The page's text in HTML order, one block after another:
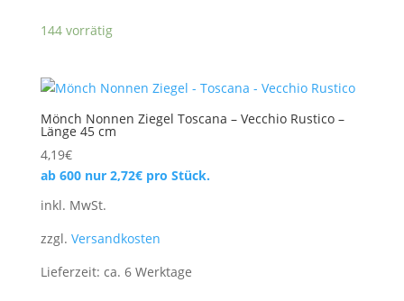
144 vorrätig
Mönch Nonnen Ziegel Toscana – Vecchio Rustico –
Länge 45 cm
4,19€
ab 600 nur 2,72€pro Stück.
inkl. MwSt.
zzgl. Versandkosten
Lieferzeit: ca. 6 Werktage